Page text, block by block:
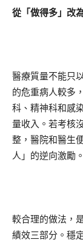
從「做得多」改
醫療質量不能只
的危重病人較多
科、精神科和感
量收入。若考核
整，醫院和醫生
人」的逆向激勵。
較合理的做法，
績效三部分。穩